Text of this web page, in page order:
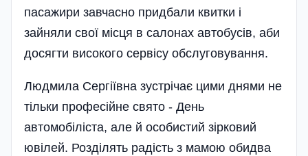
пасажири завчасно придбали квитки і
зайняли свої місця в салонах автобусів, аби
досягти високого сервісу обслуговування.
Людмила Сергіївна зустрічає цими днями не
тільки професійне свято - День
автомобіліста, але й особистий зірковий
ювілей. Розділять радість з мамою обидва